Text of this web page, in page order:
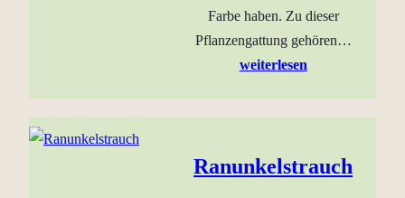
Farbe haben. Zu dieser
Pflanzengattung gehören…
weiterlesen
Ranunkelstrauch